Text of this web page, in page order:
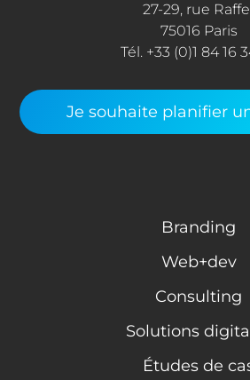
27-29, rue
75016 Paris
Tél. +33 (0)1 84 16
Je souhaite planifier
Branding
Web+dev
Consulting
Solutions
Études de